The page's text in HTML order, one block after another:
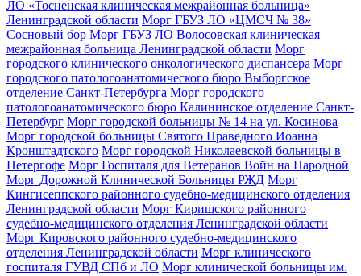
ЛО «Тосненская клиническая межрайонная больница»
Ленинградской области Морг ГБУЗ ЛО «ЦМСЧ № 38»
Сосновый бор Морг ГБУЗ ЛО Волосовская клиническая
межрайонная больница Ленинградской области Морг
городского клинического онкологического диспансера Морг
городского патологоанатомического бюро Выборгское
отделение Санкт-Петербурга Морг городского
патологоанатомического бюро Калининское отделение Санкт-
Петербург Морг городской больницы № 14 на ул. Косинова
Морг городской больницы Святого Праведного Иоанна
Кронштадтского Морг городской Николаевской больницы в
Петергофе Морг Госпиталя для Ветеранов Войн на Народной
Морг Дорожной Клинической Больницы РЖД Морг
Кингисеппского районного судебно-медицинского отделения
Ленинградской области Морг Киришского районного
судебно-медицинского отделения Ленинградской области
Морг Кировского районного судебно-медицинского
отделения Ленинградской области Морг клинического
госпиталя ГУВД СПб и ЛО Морг клинической больницы им.